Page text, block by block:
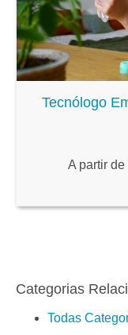
Tecnólogo
A partir de
Categorias
Todas